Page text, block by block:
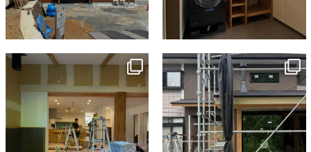
tomohouseinc
tomohouseinc
6月 3